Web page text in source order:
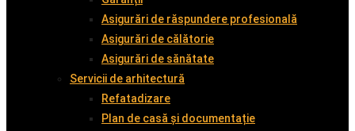
Asigurări de răspundere profesională
Asigurări de călătorie
Asigurări de sănătate
Servicii de arhitectură
Refatadizare
Plan de casă și documentație